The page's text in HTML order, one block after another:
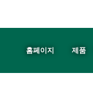
홈페이지 제품